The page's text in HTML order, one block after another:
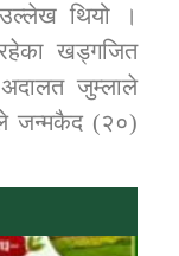
उल्लेख थियो ।
रहेका खड्गजित
जुम्लाले
जन्मकैद (२०)